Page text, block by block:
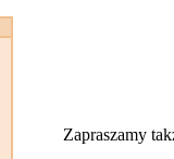
Zapraszamy